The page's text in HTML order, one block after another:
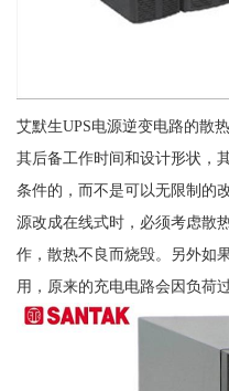
艾默生UPS电源逆变电路的散
其后备工作时间和设计形状，
条件的，而不是可以无限制的
源改成在线式时，必须考虑散
作，散热不良而烧毁。另外如
用，原来的充电电路会因负荷